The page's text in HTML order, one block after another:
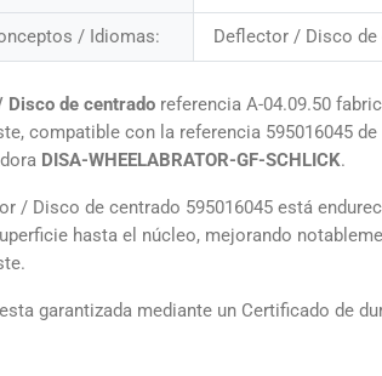
/ Idiomas: Deflector / Disco de
Disco de centrado referencia A-04.09.50
compatible con la referencia 595016045
DISA-WHEELABRATOR-GF-SCHLICK.
/ Disco de centrado 595016045 está
hasta el núcleo, mejorando
garantizada mediante un Certificado de